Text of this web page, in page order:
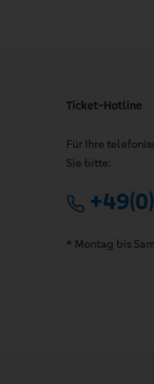
Ticket-Hotline
Für Ihre
Sie bitte:
* Montag bis